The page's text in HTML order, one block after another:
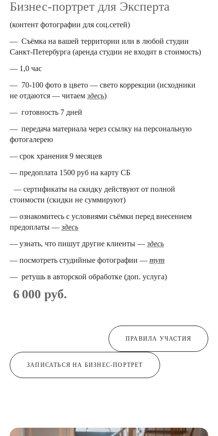
Бизнес-портрет для Эксперта
(контент фотографии для соц.сетей)
— Съёмка на вашей территории или в любой студии
Санкт-Петербурга (аренда студии не входит в стоимость)
— 1,0 час
— 70-100 фото в цвето — свето коррекции (исходники
не отдаются — читаем здесь)
— готовность 7 дней
— передача материала через ссылку на персональную
фотогалерею
— срок хранения 9 месяцев
— предоплата 1500 руб на карту СБ
— сертификаты на скидку действуют от полной
стоимости (скидки не суммируют)
— ознакомитесь с условиями съёмки перед внесением
предоплаты — здесь
— узнать, что пишут другие клиенты — здесь
— посмотреть студийные фотографии — тут
— ретушь в авторской обработке (доп. услуга)
6 000 руб.
ПРАВИЛА УЧАСТИЯ
ЗАПИСАТЬСЯ НА БИЗНЕС-ПОРТРЕТ